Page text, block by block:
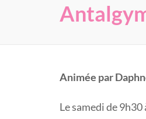
Animée par
Le samedi de 9h30